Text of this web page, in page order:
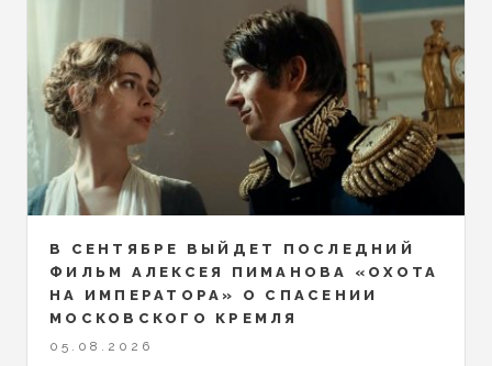
В СЕНТЯБРЕ ВЫЙДЕТ ПОСЛЕДНИЙ
ФИЛЬМ АЛЕКСЕЯ ПИМАНОВА «ОХОТА
НА ИМПЕРАТОРА» О СПАСЕНИИ
МОСКОВСКОГО КРЕМЛЯ
05.08.2026